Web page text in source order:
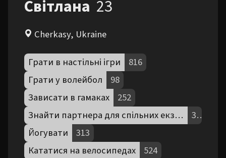
Світлана 23
Cherkasy, Ukraine
Грати в настільні ігри
816
Грати у волейбол
98
Зависати в гамаках
252
Знайти партнера для спільних екзистенційних роздумів
38
Йогувати
313
Кататися на велосипедах
524